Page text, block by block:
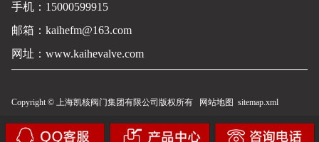
手机：15000599915
邮箱：kaihefm@163.com
网址： www.kaihevalve.com
Copyright © 上海凯核阀门集团有限公司版权所有 网站地图 sitemap.xml